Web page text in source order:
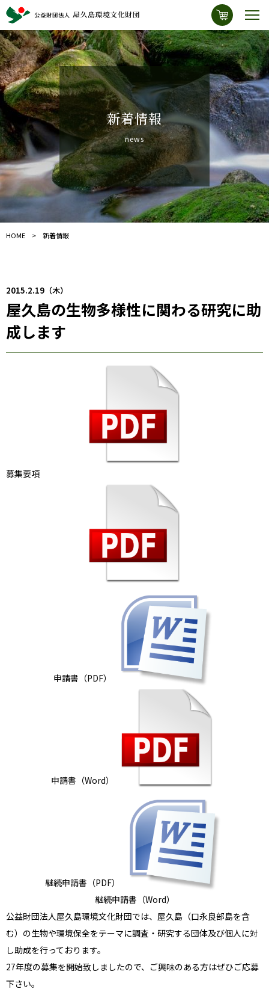
新着情報
news
HOME 新着情報
2015.2.19（木）
屋久島の生物多様性に関わる研究に助
成します
募集要項
申請書（PDF）
申請書（Word）
継続申請書（PDF）
継続申請書（Word）
公益財団法人屋久島環境文化財団では、屋久島（口永良部島を含
む）の生物や環境保全をテーマに調査・研究する団体及び個人に対
し助成を行っております。
27年度の募集を開始致しましたので、ご興味のある方はぜひご応募
下さい。